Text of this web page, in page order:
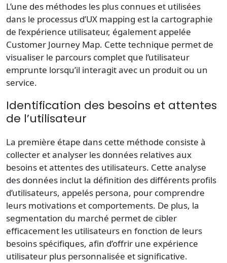
L’une des méthodes les plus connues et utilisées
dans le processus d’UX mapping est la cartographie
de l’expérience utilisateur, également appelée
Customer Journey Map. Cette technique permet de
visualiser le parcours complet que l’utilisateur
emprunte lorsqu’il interagit avec un produit ou un
service.
Identification des besoins et attentes
de l’utilisateur
La première étape dans cette méthode consiste à
collecter et analyser les données relatives aux
besoins et attentes des utilisateurs. Cette analyse
des données inclut la définition des différents profils
d’utilisateurs, appelés persona, pour comprendre
leurs motivations et comportements. De plus, la
segmentation du marché permet de cibler
efficacement les utilisateurs en fonction de leurs
besoins spécifiques, afin d’offrir une expérience
utilisateur plus personnalisée et significative.